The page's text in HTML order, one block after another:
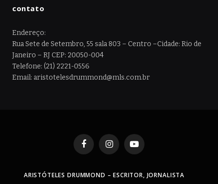
contato
Endereço:
Rua Sete de Setembro, 55 sala 803 – Centro –Cidade: Rio de
Janeiro – RJ CEP: 20050-004
Telefone: (21) 2221-0556
Email: aristotelesdrummond@mls.com.br
FacebookInstagramYouTube
ARISTÓTELES DRUMMOND – ESCRITOR, JORNALISTA